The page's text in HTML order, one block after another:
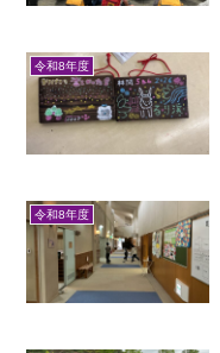
令和8年度
令和8年度